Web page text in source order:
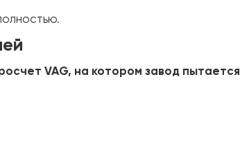
VAG, на котором завод пытается